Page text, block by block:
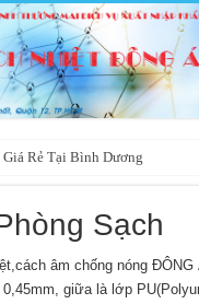
Rẻ Tại Bình Dương
Sạch
âm chống nóng ĐÔNG
giữa là lớp